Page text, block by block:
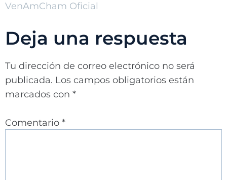
VenAmCham Oficial
Deja una respuesta
Tu dirección de correo electrónico no será
publicada. Los campos obligatorios están
marcados con *
Comentario *